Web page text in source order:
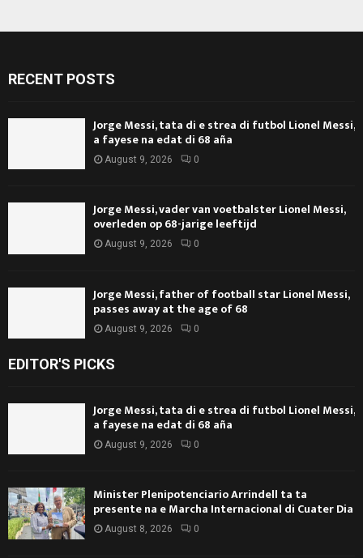
RECENT POSTS
Jorge Messi, tata di e strea di futbol Lionel Messi,
a fayese na edat di 68 aña
August 9, 2026 0
Jorge Messi, vader van voetbalster Lionel Messi,
overleden op 68-jarige leeftijd
August 9, 2026 0
Jorge Messi, father of football star Lionel Messi,
passes away at the age of 68
August 9, 2026 0
EDITOR'S PICKS
Jorge Messi, tata di e strea di futbol Lionel Messi,
a fayese na edat di 68 aña
August 9, 2026 0
Minister Plenipotenciario Arrindell ta ta
presente na e Marcha Internacional di Cuater Dia
August 8, 2026 0